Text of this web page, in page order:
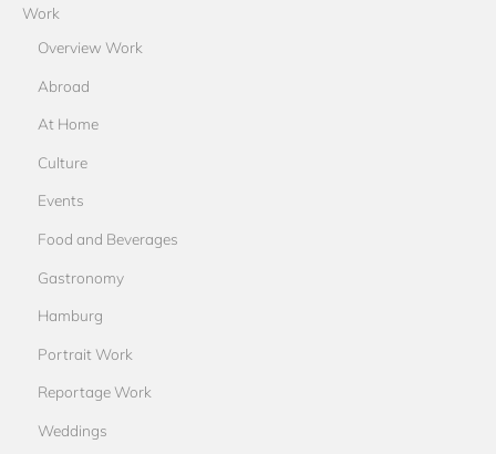
Work
Overview Work
Abroad
At Home
Culture
Events
Food and Beverages
Gastronomy
Hamburg
Portrait Work
Reportage Work
Weddings